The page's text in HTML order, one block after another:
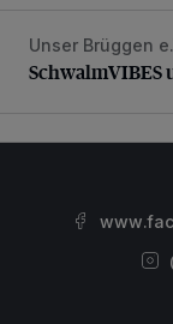
SchwalmVIBES
Unser Brüggen